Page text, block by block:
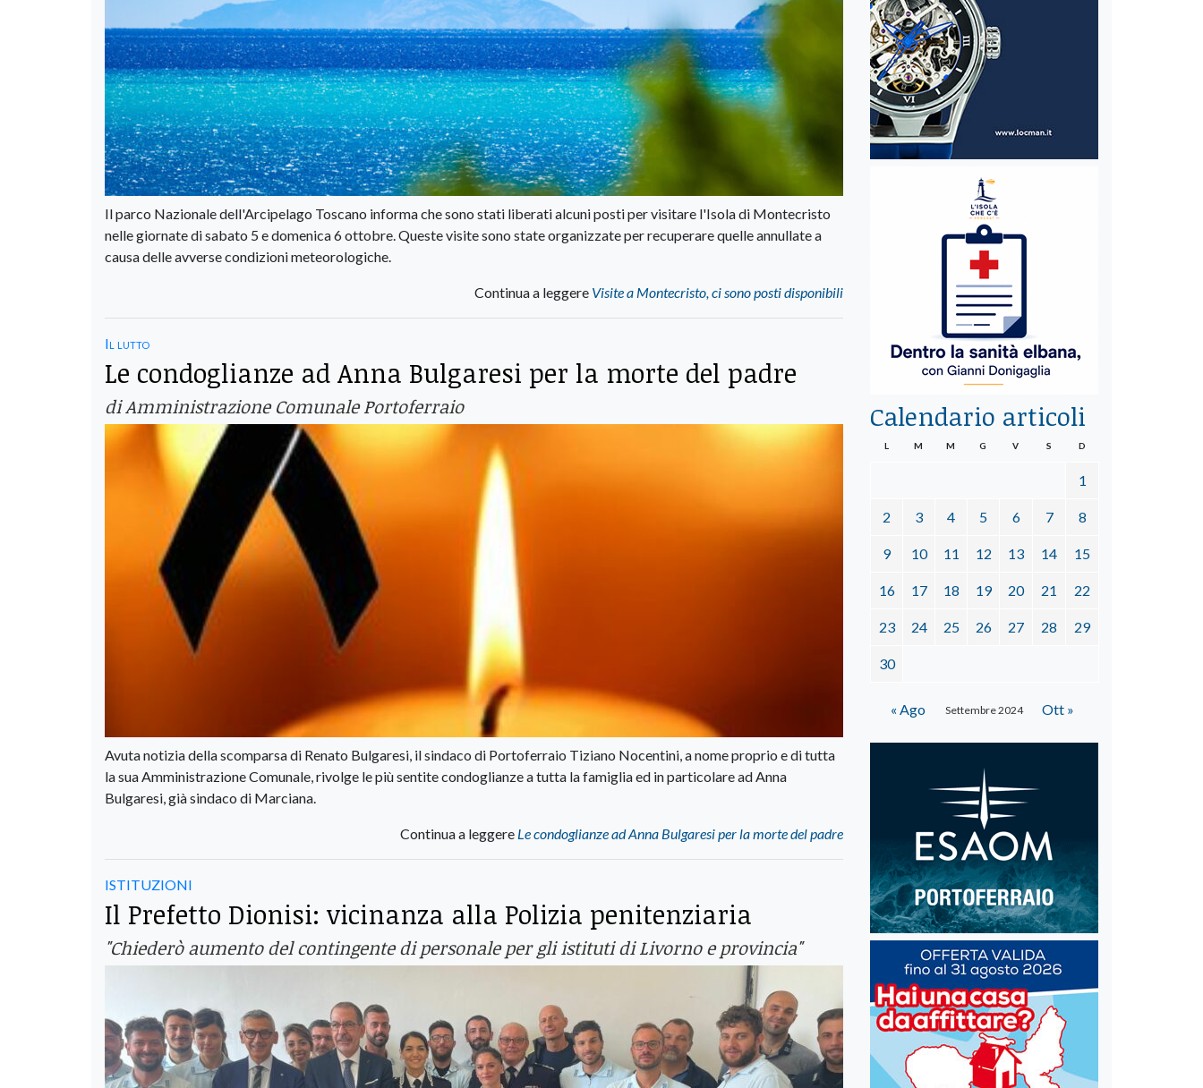
Il parco Nazionale dell'Arcipelago Toscano informa che sono stati liberati alcuni posti per visitare l'Isola di Montecristo
nelle giornate di sabato 5 e domenica 6 ottobre. Queste visite sono state organizzate per recuperare quelle annullate a
causa delle avverse condizioni meteorologiche.
Continua a leggere Visite a Montecristo, ci sono posti disponibili
Il lutto
Le condoglianze ad Anna Bulgaresi per la morte del padre
di Amministrazione Comunale Portoferraio
Avuta notizia della scomparsa di Renato Bulgaresi, il sindaco di Portoferraio Tiziano Nocentini, a nome proprio e di tutta
la sua Amministrazione Comunale, rivolge le più sentite condoglianze a tutta la famiglia ed in particolare ad Anna
Bulgaresi, già sindaco di Marciana.
Continua a leggere Le condoglianze ad Anna Bulgaresi per la morte del padre
ISTITUZIONI
Il Prefetto Dionisi: vicinanza alla Polizia penitenziaria
"Chiederò aumento del contingente di personale per gli istituti di Livorno e provincia"
Calendario articoli
Settembre 2024
L M M G V S D
1
2 3 4 5 6 7 8
9 10 11 12 13 14 15
16 17 18 19 20 21 22
23 24 25 26 27 28 29
30
« Ago Ott »